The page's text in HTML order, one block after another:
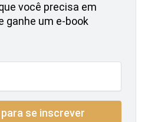
você precisa em
ganhe um e-book